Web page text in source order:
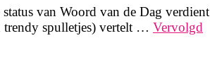
van Woord van de Dag
spulletjes) vertelt … Vervolgd